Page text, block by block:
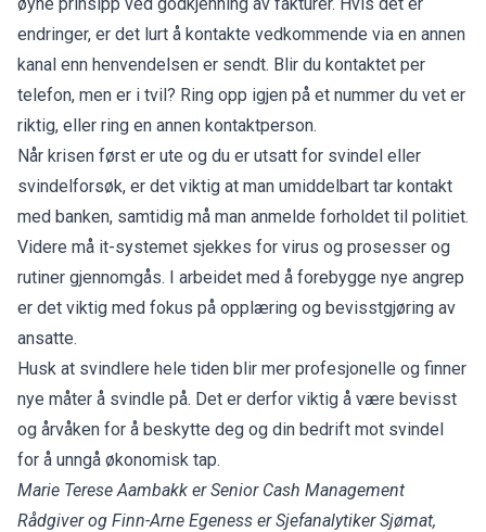
endringer, er det lurt å kontakte vedkommende via en annen
kanal enn henvendelsen er sendt. Blir du kontaktet per
telefon, men er i tvil? Ring opp igjen på et nummer du vet er
riktig, eller ring en annen kontaktperson.
Når krisen først er ute og du er utsatt for svindel eller
svindelforsøk, er det viktig at man umiddelbart tar kontakt
med banken, samtidig må man anmelde forholdet til politiet.
Videre må it-systemet sjekkes for virus og prosesser og
rutiner gjennomgås. I arbeidet med å forebygge nye angrep
er det viktig med fokus på opplæring og bevisstgjøring av
ansatte.
Husk at svindlere hele tiden blir mer profesjonelle og finner
nye måter å svindle på. Det er derfor viktig å være bevisst
og årvåken for å beskytte deg og din bedrift mot svindel
for å unngå økonomisk tap.
Marie Terese Aambakk er Senior Cash Management
Rådgiver og Finn-Arne Egeness er Sjefanalytiker Sjømat,